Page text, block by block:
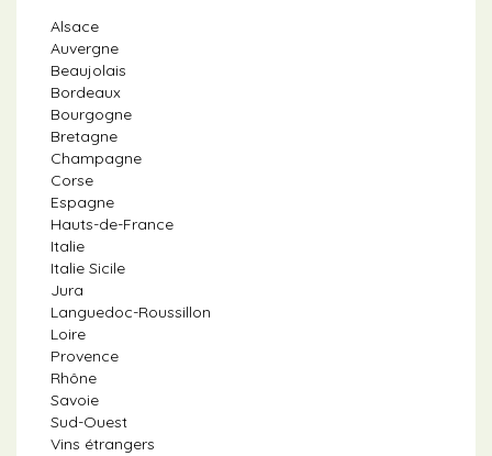
Alsace
Auvergne
Beaujolais
Bordeaux
Bourgogne
Bretagne
Champagne
Corse
Espagne
Hauts-de-France
Italie
Italie Sicile
Jura
Languedoc-Roussillon
Loire
Provence
Rhône
Savoie
Sud-Ouest
Vins étrangers